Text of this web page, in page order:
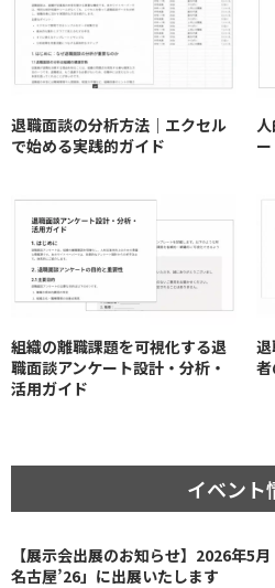
退職面談の分析方法｜エクセル
で始める実践的ガイド
組織の離職課題を可視化する退
職面談アンケート設計・分析・
活用ガイド
イベント
【展示会出展のお知らせ】2026年5
名古屋’26」に出展いたします